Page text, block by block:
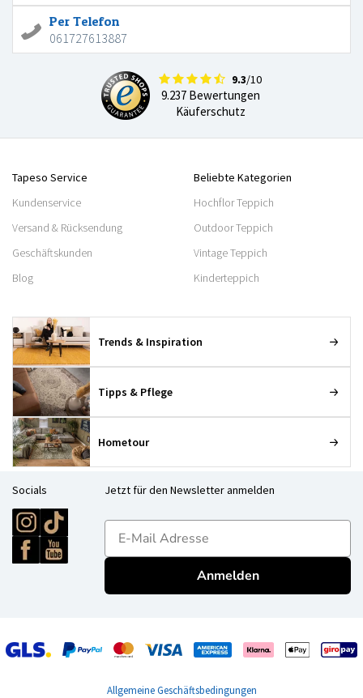
Per Telefon
061727613887
9.3/10
9.237 Bewertungen
Käuferschutz
Tapeso Service
Kundenservice
Versand & Rücksendung
Geschäftskunden
Blog
Beliebte Kategorien
Hochflor Teppich
Outdoor Teppich
Vintage Teppich
Kinderteppich
Trends & Inspiration
Tipps & Pflege
Hometour
Socials Jetzt für den Newsletter anmelden
E-mailadres
Anmelden
Allgemeine Geschäftsbedingungen